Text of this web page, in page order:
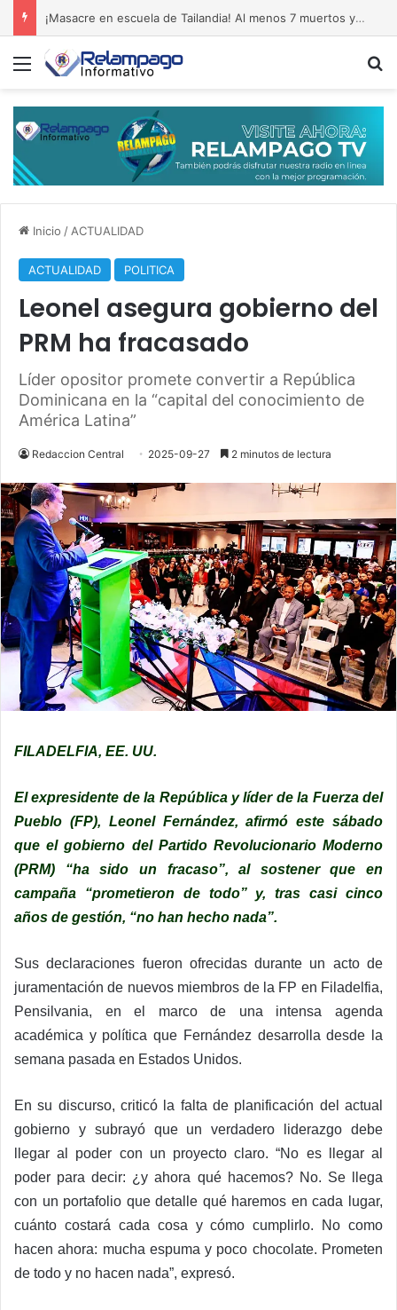
Si elecciones presidenciales fueran el domingo habría segunda ronda
Menú
Inicio / ACTUALIDAD
ACTUALIDAD POLITICA
Leonel asegura gobierno del
PRM ha fracasado
Líder opositor promete convertir a República
Dominicana en la “capital del conocimiento de
América Latina”
Redaccion Central 2025-09-27 2 minutos de lectura
FILADELFIA, EE. UU.
El expresidente de la República y líder de la Fuerza del
Pueblo (FP), Leonel Fernández, afirmó este sábado
que el gobierno del Partido Revolucionario Moderno
(PRM) “ha sido un fracaso”, al sostener que en
campaña “prometieron de todo” y, tras casi cinco
años de gestión, “no han hecho nada”.
Sus declaraciones fueron ofrecidas durante un acto de
juramentación de nuevos miembros de la FP en Filadelfia,
Pensilvania, en el marco de una intensa agenda
académica y política que Fernández desarrolla desde la
semana pasada en Estados Unidos.
En su discurso, criticó la falta de planificación del actual
gobierno y subrayó que un verdadero liderazgo debe
llegar al poder con un proyecto claro. “No es llegar al
poder para decir: ¿y ahora qué hacemos? No. Se llega
con un portafolio que detalle qué haremos en cada lugar,
cuánto costará cada cosa y cómo cumplirlo. No como
hacen ahora: mucha espuma y poco chocolate. Prometen
de todo y no hacen nada”, expresó.